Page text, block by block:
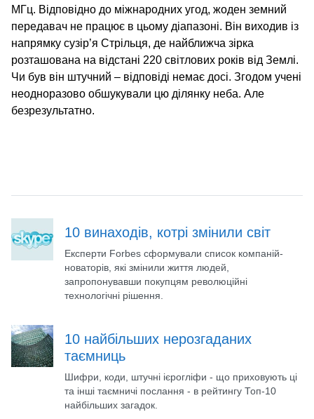
МГц. Відповідно до міжнародних угод, жоден земний
передавач не працює в цьому діапазоні. Він виходив із
напрямку сузір’я Стрільця, де найближча зірка
розташована на відстані 220 світлових років від Землі.
Чи був він штучний – відповіді немає досі. Згодом учені
неодноразово обшукували цю ділянку неба. Але
безрезультатно.
10 винаходів, котрі змінили світ
Експерти Forbes сформували список компаній-
новаторів, які змінили життя людей,
запропонувавши покупцям революційні
технологічні рішення.
10 найбільших нерозгаданих
таємниць
Шифри, коди, штучні ієрогліфи - що приховують ці
та інші таємничі послання - в рейтингу Топ-10
найбільших загадок.